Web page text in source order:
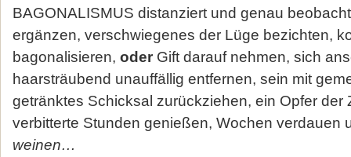
BAGONALISMUS distanziert und genau
ergänzen, verschwiegenes der Lüge bezichten,
bagonalisieren, oder Gift darauf nehmen, sich
haarsträubend unauffällig entfernen, sein mit
getränktes Schicksal zurückziehen, ein Opfer der
verbitterte Stunden genießen, Wochen verdauen
weinen…